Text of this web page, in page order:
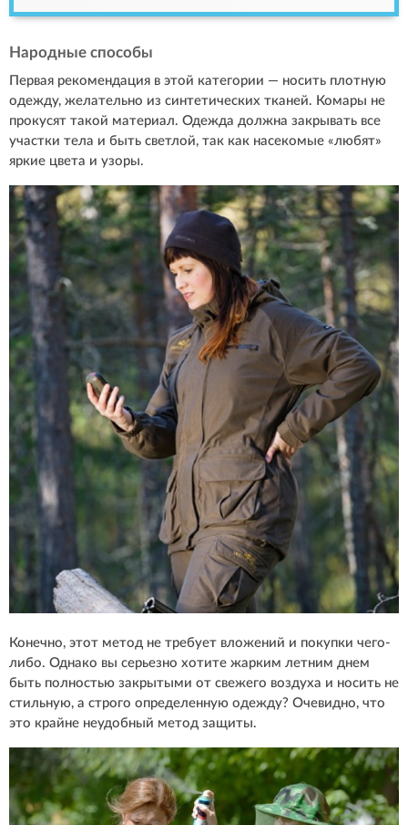
Народные способы
Первая рекомендация в этой категории — носить плотную
одежду, желательно из синтетических тканей. Комары не
прокусят такой материал. Одежда должна закрывать все
участки тела и быть светлой, так как насекомые «любят»
яркие цвета и узоры.
Конечно, этот метод не требует вложений и покупки чего-
либо. Однако вы серьезно хотите жарким летним днем
быть полностью закрытыми от свежего воздуха и носить не
стильную, а строго определенную одежду? Очевидно, что
это крайне неудобный метод защиты.